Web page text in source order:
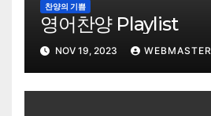
찬양의 기쁨
영어찬양 Playlist
NOV 19, 2023 WEBMASTER